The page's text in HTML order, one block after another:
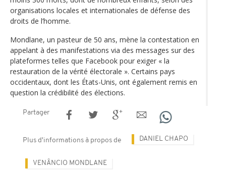
organisations locales et internationales de défense des
droits de l’homme.
Mondlane, un pasteur de 50 ans, mène la contestation en
appelant à des manifestations via des messages sur des
plateformes telles que Facebook pour exiger « la
restauration de la vérité électorale ». Certains pays
occidentaux, dont les États-Unis, ont également remis en
question la crédibilité des élections.
Partager
Plus d'informations à propos de DANIEL CHAPO
VENÂNCIO MONDLANE